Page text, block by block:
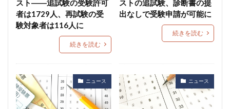
スト――追試験の受験許可
者は1729人、再試験の受
験対象者は116人に
続きを読む
ストの追試験、診断書の提
出なしで受験申請が可能に
続きを読む
ニュース ニュース